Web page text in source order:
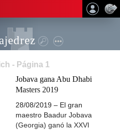
- Página 1
Jobava gana Abu Dhabi
Masters 2019
28/08/2019 – El gran
maestro Baadur Jobava
(Georgia) ganó la XXVI